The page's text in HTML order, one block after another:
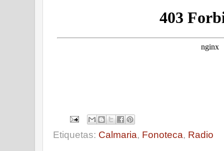
Etiquetas: Calmaria, Fonoteca, Radio